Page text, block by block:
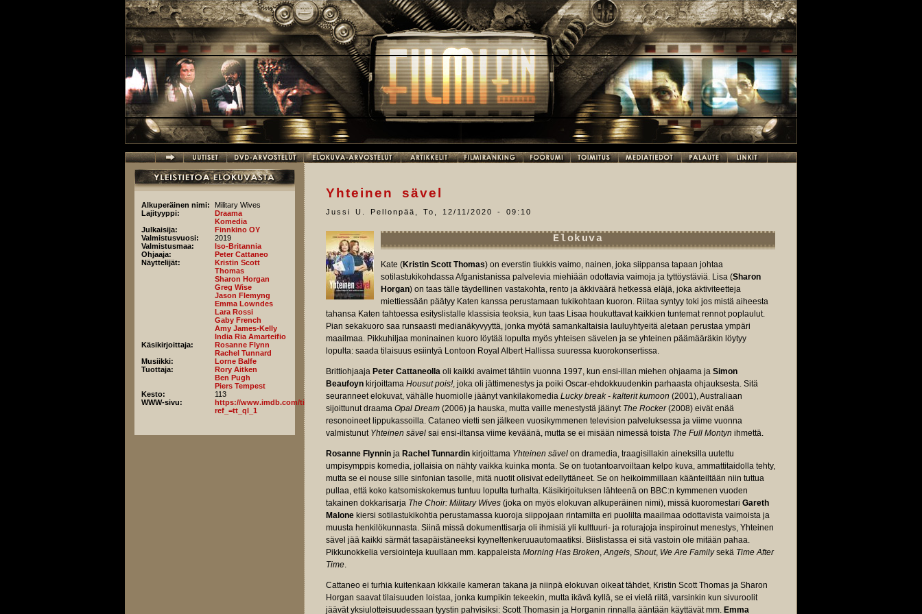
Alkuperäinen nimi:
Military Wives
Lajityyppi:
Draama
Komedia
Julkaisija:
Finnkino OY
Valmistusvuosi:
2019
Valmistusmaa:
Iso-Britannia
Ohjaaja:
Peter Cattaneo
Näyttelijät:
Kristin Scott
Thomas
Sharon Horgan
Greg Wise
Jason Flemyng
Emma Lowndes
Lara Rossi
Gaby French
Amy James-Kelly
India Ria Amarteifio
Käsikirjoittaja:
Rosanne Flynn
Rachel Tunnard
Musiikki:
Lorne Balfe
Tuottaja:
Rory Aitken
Ben Pugh
Piers Tempest
Kesto:
113
WWW-sivu:
https://www.imdb.com/title/tt8951692/fullcredits?
ref_=tt_ql_1
Yhteinen sävel
Jussi U. Pellonpää To, 12/11/2020 - 09:10
Elokuva
Kate (Kristin Scott Thomas) on everstin tiukkis vaimo, nainen, joka siippansa tapaan johtaa
sotilastukikohdassa Afganistanissa palvelevia miehiään odottavia vaimoja ja tyttöystäviä. Lisa (Sharon
Horgan) on taas tälle täydellinen vastakohta, rento ja äkkiväärä hetkessä eläjä, joka aktiviteetteja
miettiessään päätyy Katen kanssa perustamaan tukikohtaan kuoron. Riitaa syntyy toki jos mistä aiheesta
tahansa Katen tahtoessa esityslistalle klassisia teoksia, kun taas Lisaa houkuttavat kaikkien tuntemat rennot poplaulut.
Pian sekakuoro saa runsaasti medianäkyvyyttä, jonka myötä samankaltaisia lauluyhtyeitä aletaan perustaa ympäri
maailmaa. Pikkuhiljaa moninainen kuoro löytää lopulta myös yhteisen sävelen ja se yhteinen päämääräkin löytyy
lopulta: saada tilaisuus esiintyä Lontoon Royal Albert Hallissa suuressa kuorokonsertissa.
Brittiohjaaja Peter Cattaneolla oli kaikki avaimet tähtiin vuonna 1997, kun ensi-illan miehen ohjaama ja Simon
Beaufoyn kirjoittama Housut pois!, joka oli jättimenestys ja poiki Oscar-ehdokkuudenkin parhaasta ohjauksesta. Sitä
seuranneet elokuvat, vähälle huomiolle jäänyt vankilakomedia Lucky break - kalterit kumoon (2001), Australiaan
sijoittunut draama Opal Dream (2006) ja hauska, mutta vaille menestystä jäänyt The Rocker(2008) eivät enää
resonoineet lippukassoilla. Cataneo vietti sen jälkeen vuosikymmenen television palveluksessa ja viime vuonna
valmistunut Yhteinen sävel sai ensi-iltansa viime keväänä, mutta se ei misään nimessä toista The Full Montyn ihmettä.
Rosanne Flynnin ja Rachel Tunnardin kirjoittama Yhteinen sävel on dramedia, traagisillakin aineksilla uutettu
umpisymppis komedia, jollaisia on nähty vaikka kuinka monta. Se on tuotantoarvoiltaan kelpo kuva, ammattitaidolla tehty,
mutta se ei nouse sille sinfonian tasolle, mitä nuotit olisivat edellyttäneet. Se on heikoimmillaan käänteiltään niin tuttua
pullaa, että koko katsomiskokemus tuntuu lopulta turhalta. Käsikirjoituksen lähteenä on BBC:n kymmenen vuoden
takainen dokkarisarja The Choir: Military Wives (joka on myös elokuvan alkuperäinen nimi), missä kuoromestari Gareth
Malone kiersi sotilastukikohtia perustamassa kuoroja siippojaan rintamilta eri puolilta maailmaa odottavista vaimoista ja
muusta henkilökunnasta. Siinä missä dokumenttisarja oli ihmisiä yli kulttuuri- ja roturajoja inspiroinut menestys, Yhteinen
sävel jää kaikki särmät tasapäistäneeksi kyyneltenkeruuautomaatiksi. Biislistassa ei sitä vastoin ole mitään pahaa.
Pikkunokkelia versiointeja kuullaan mm. kappaleista Morning Has Broken,Angels, Shout, We Are Familysekä Time After
Time.
Cattaneo ei turhia kuitenkaan kikkaile kameran takana ja niinpä elokuvan oikeat tähdet, Kristin Scott Thomas ja Sharon
Horgan saavat tilaisuuden loistaa, jonka kumpikin tekeekin, mutta ikävä kyllä, se ei vielä riitä, varsinkin kun sivuroolit
jäävät yksiulotteisuudessaan tyystin pahvisiksi: Scott Thomasin ja Horganin rinnalla ääntään käyttävät mm. Emma